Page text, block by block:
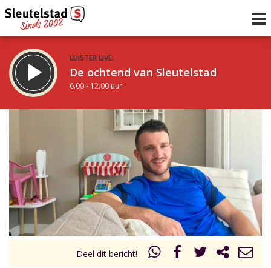
LUISTER LIVE:
De ochtend van Sleutelstad
6.00 - 12.00 uur
De middag van Sleutelstad
Vorig uur
uur 1 van 0
Inklappen
Deel dit bericht!